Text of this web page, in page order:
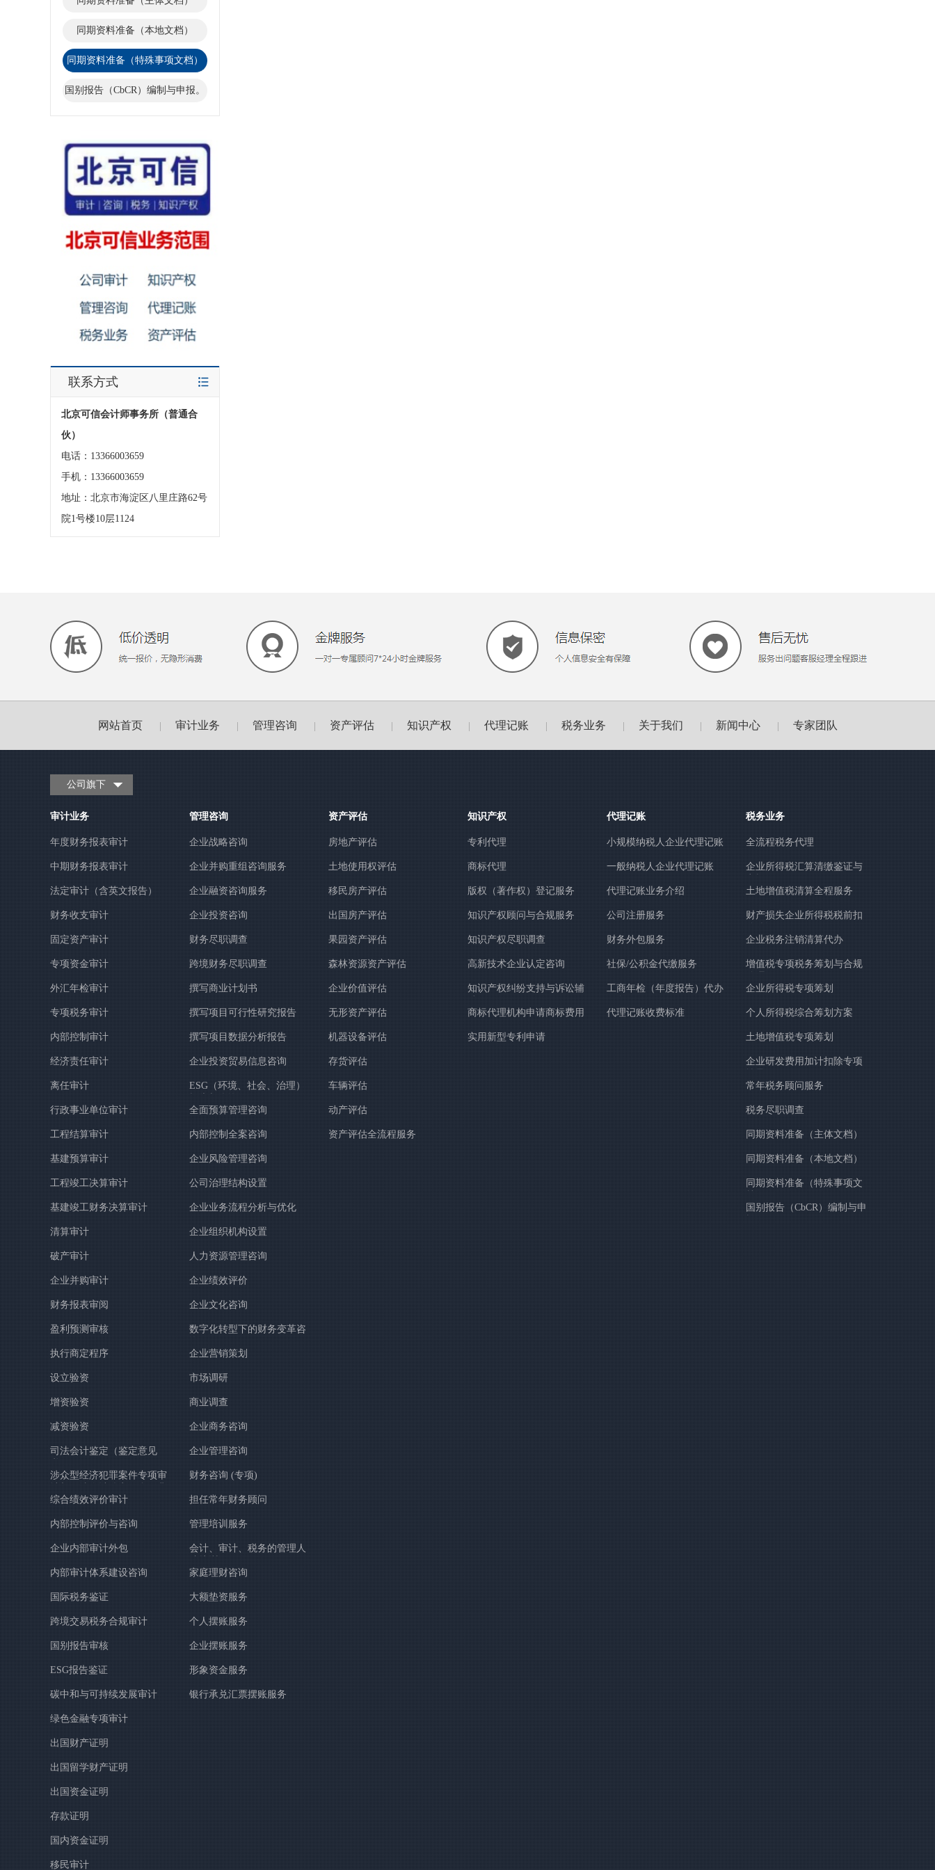
同期资料准备（本地文档）
同期资料准备（特殊事项文档）
国别报告（CbCR）编制与申报。
联系方式
北京可信会计师事务所（普通合
伙）
电话：13366003659
手机：13366003659
地址：北京市海淀区八里庄路62号
院1号楼10层1124
网站首页 审计业务 管理咨询 资产评估 知识产权 代理记账 税务业务 关于我们 新闻中心 专家团队
公司旗下
审计业务
年度财务报表审计
中期财务报表审计
法定审计（含英文报告）
财务收支审计
固定资产审计
专项资金审计
外汇年检审计
专项税务审计
内部控制审计
经济责任审计
离任审计
行政事业单位审计
工程结算审计
基建预算审计
工程竣工决算审计
基建竣工财务决算审计
清算审计
破产审计
企业并购审计
财务报表审阅
盈利预测审核
执行商定程序
设立验资
增资验资
减资验资
司法会计鉴定（鉴定意见
书）
涉众型经济犯罪案件专项审
计与司法会计鉴定（含：非
法吸收公众存款、集资诈骗
等案件）
综合绩效评价审计
内部控制评价与咨询
企业内部审计外包
内部审计体系建设咨询
国际税务鉴证
跨境交易税务合规审计
国别报告审核
ESG报告鉴证
碳中和与可持续发展审计
绿色金融专项审计
出国财产证明
出国留学财产证明
出国资金证明
存款证明
国内资金证明
移民审计
管理咨询
企业战略咨询
企业并购重组咨询服务
企业融资咨询服务
企业投资咨询
财务尽职调查
跨境财务尽职调查
撰写商业计划书
撰写项目可行性研究报告
撰写项目数据分析报告
企业投资贸易信息咨询
ESG（环境、社会、治理）
报告与咨询
全面预算管理咨询
内部控制全案咨询
企业风险管理咨询
公司治理结构设置
企业业务流程分析与优化
企业组织机构设置
人力资源管理咨询
企业绩效评价
企业文化咨询
数字化转型下的财务变革咨
询
企业营销策划
市场调研
商业调查
企业商务咨询
企业管理咨询
财务咨询 (专项)
担任常年财务顾问
管理培训服务
会计、审计、税务的管理人
才培训
家庭理财咨询
大额垫资服务
个人摆账服务
企业摆账服务
形象资金服务
银行承兑汇票摆账服务
资产评估
房地产评估
土地使用权评估
移民房产评估
出国房产评估
果园资产评估
森林资源资产评估
企业价值评估
无形资产评估
机器设备评估
存货评估
车辆评估
动产评估
资产评估全流程服务
知识产权
专利代理
商标代理
版权（著作权）登记服务
知识产权顾问与合规服务
知识产权尽职调查
高新技术企业认定咨询
知识产权纠纷支持与诉讼辅
助
商标代理机构申请商标费用
实用新型专利申请
代理记账
小规模纳税人企业代理记账
一般纳税人企业代理记账
代理记账业务介绍
公司注册服务
财务外包服务
社保/公积金代缴服务
工商年检（年度报告）代办
服务
代理记账收费标准
税务业务
全流程税务代理
企业所得税汇算清缴鉴证与
申报
土地增值税清算全程服务
财产损失企业所得税税前扣
除鉴证
企业税务注销清算代办
增值税专项税务筹划与合规
管理
企业所得税专项筹划
个人所得税综合筹划方案
土地增值税专项筹划
企业研发费用加计扣除专项
辅导
常年税务顾问服务
税务尽职调查
同期资料准备（主体文档）
同期资料准备（本地文档）
同期资料准备（特殊事项文
档）
国别报告（CbCR）编制与申
报。